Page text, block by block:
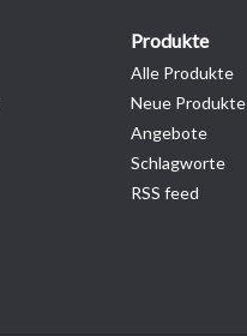
Produkte
Alle Produkte
Neue Produkte
Angebote
Schlagworte
RSS feed